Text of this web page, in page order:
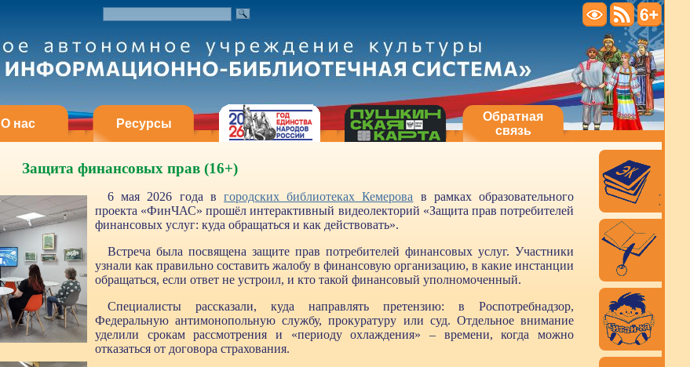
О нас Ресурсы
Обратная
связь
Защита финансовых прав (16+)
6 мая 2026 года в городских библиотеках Кемерова в рамках образовательного
проекта «ФинЧАС» прошёл интерактивный видеолекторий «Защита прав потребителей
финансовых услуг: куда обращаться и как действовать».
Встреча была посвящена защите прав потребителей финансовых услуг. Участники
узнали как правильно составить жалобу в финансовую организацию, в какие инстанции
обращаться, если ответ не устроил, и кто такой финансовый уполномоченный.
Специалисты рассказали, куда направлять претензию: в Роспотребнадзор,
Федеральную антимонопольную службу, прокуратуру или суд. Отдельное внимание
уделили срокам рассмотрения и «периоду охлаждения» – времени, когда можно
отказаться от договора страхования.